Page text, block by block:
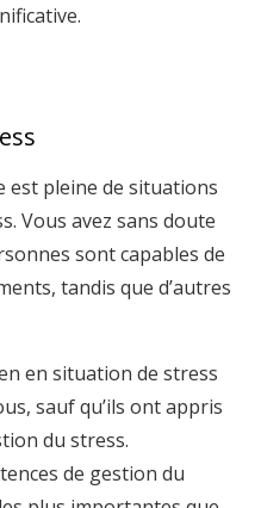
est pleine de situations
Vous avez sans doute
sont capables de
tandis que d’autres
en situation de stress
sauf qu’ils ont appris
du stress.
de gestion du